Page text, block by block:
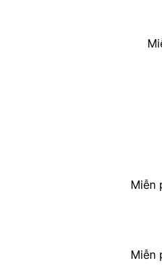
Miễn
Miễn